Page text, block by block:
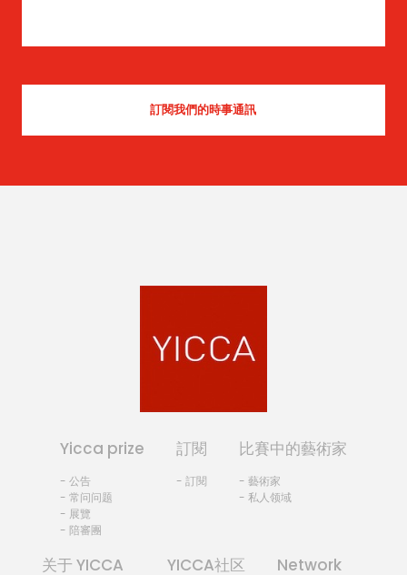
Yicca prize
- 公告
- 常问问题
- 展覽
- 陪審團
訂閱
- 訂閱
比賽中的藝術家
- 藝術家
- 私人领域
关于 YICCA YICCA社区 Network